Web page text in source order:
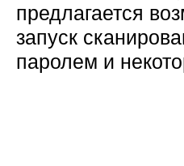
предлагается
запуск
паролем и